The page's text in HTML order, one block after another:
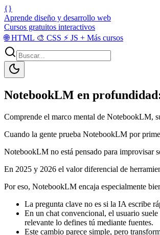
{}
Aprende diseño y desarrollo web
Cursos gratuitos interactivos
🌐HTML 🎨 CSS ⚡ JS + Más cursos
NotebookLM en
Comprende el marco mental de NotebookLM,
Cuando la gente prueba NotebookLM por
NotebookLM no está pensado para improvisar
En 2025 y 2026 el valor diferencial de
Por eso, NotebookLM encaja especialmente
La pregunta clave no es si la IA escribe
En un chat convencional, el usuario
relevante lo defines tú mediante fuentes.
Este cambio parece simple, pero